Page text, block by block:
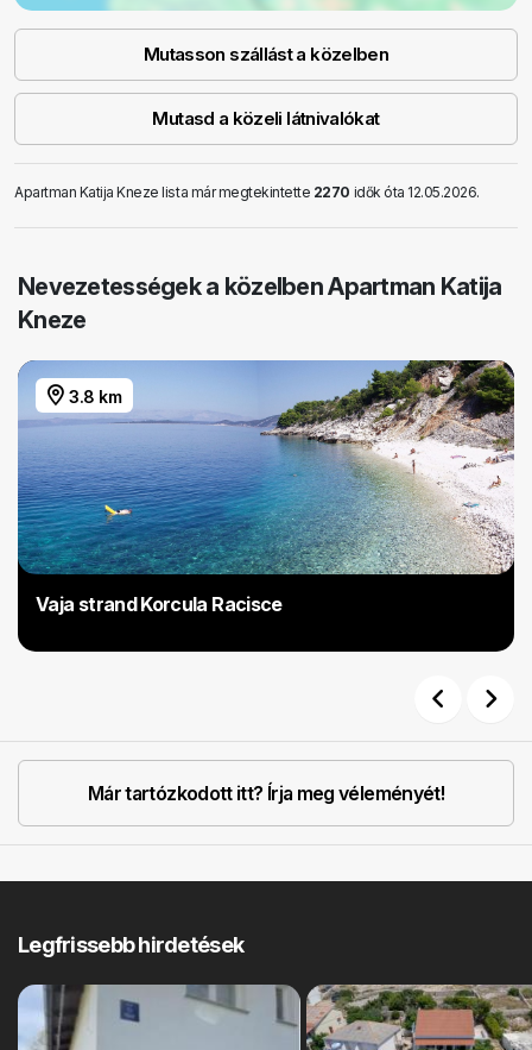
Mutasson szállást a közelben
Mutasd a közeli látnivalókat
Apartman Katija Kneze lista már megtekintette 2270 idők óta 12.05.2026.
Nevezetességek a közelben Apartman Katija
Kneze
3.8 km
Vaja strand Korcula Racisce
Már tartózkodott itt? Írja meg véleményét!
Legfrissebb hirdetések